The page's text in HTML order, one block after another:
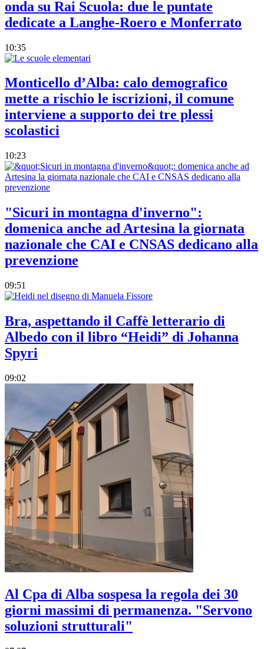
onda su Rai Scuola: due le puntate
dedicate a Langhe-Roero e Monferrato
10:35
Monticello d’Alba: calo demografico
mette a rischio le iscrizioni, il comune
interviene a supporto dei tre plessi
scolastici
10:23
"Sicuri in montagna d'inverno":
domenica anche ad Artesina la giornata
nazionale che CAI e CNSAS dedicano alla
prevenzione
09:51
Bra, aspettando il Caffè letterario di
Albedo con il libro “Heidi” di Johanna
Spyri
09:02
Al Cpa di Alba sospesa la regola dei 30
giorni massimi di permanenza. "Servono
soluzioni strutturali"